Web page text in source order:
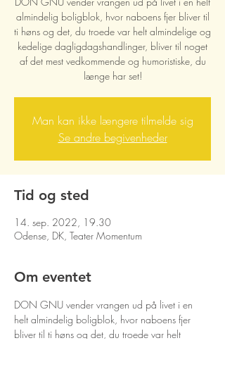
almindelig boligblok, hvor naboens fjer bliver til
ti høns og det, du troede var helt almindelige og
kedelige dagligdagshandlinger, bliver til noget
af det mest vedkommende og humoristiske, du
længe har set!
Man kan ikke længere tilmelde sig
Se andre begivenheder
Tid og sted
14. sep. 2022, 19.30
Odense, DK, Teater Momentum
Om eventet
DON GNU vender vrangen ud på livet i en
helt almindelig boligblok, hvor naboens fjer
bliver til ti høns og det, du troede var helt